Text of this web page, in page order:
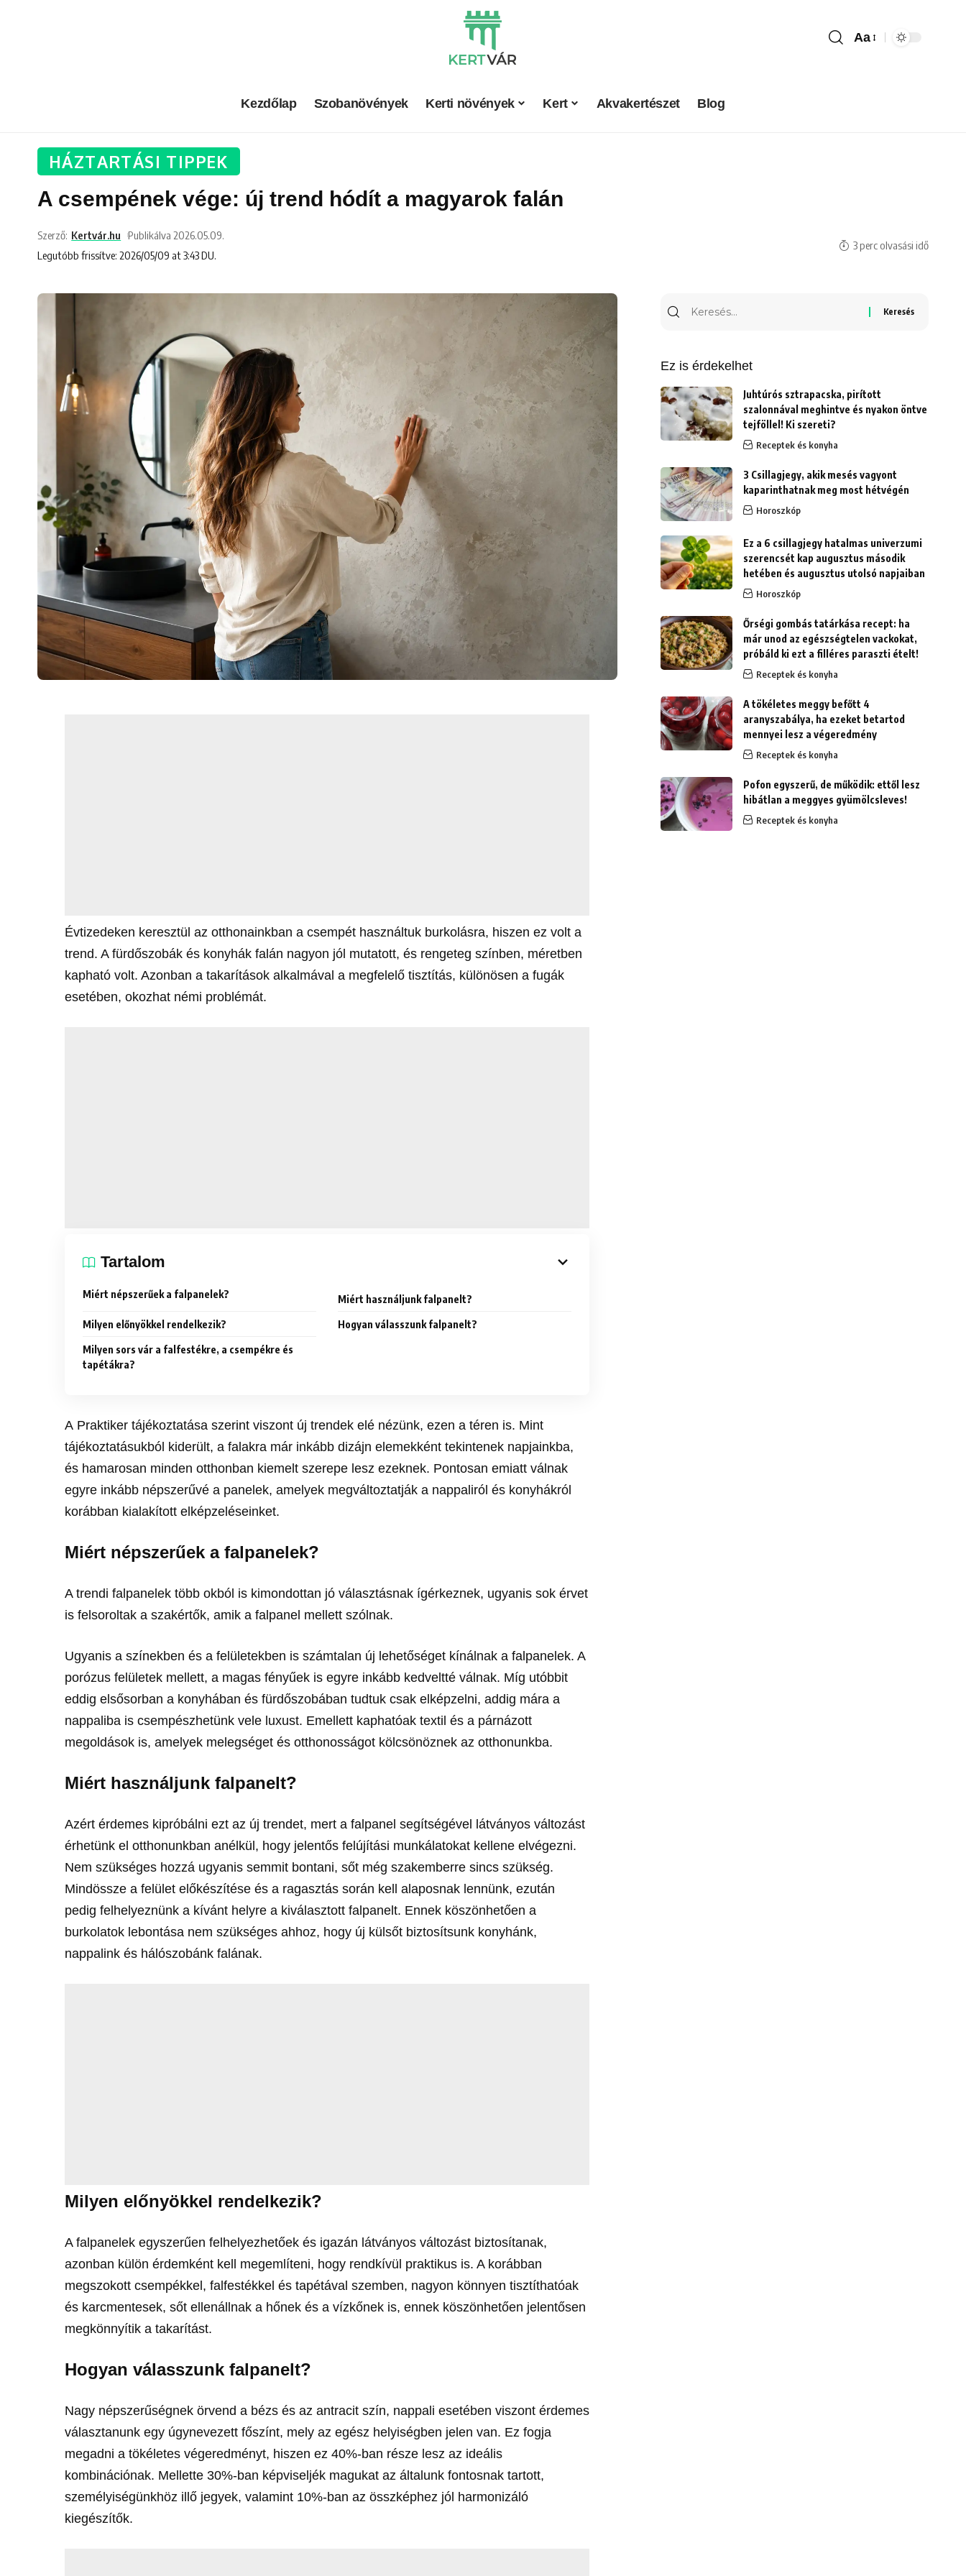
Aa
Kezdőlap Szobanövények Kerti növények Kert Akvakertészet Blog
HÁZTARTÁSI TIPPEK
A csempének vége: új trend hódít a magyarok falán
Legutóbb frissítve: 2026/05/09 at 3:43 DU.
Szerző: Kertvár.hu Publikálva 2026.05.09.
3 perc olvasási idő
Évtizedeken keresztül az otthonainkban a csempét használtuk burkolásra, hiszen ez volt a
trend. A fürdőszobák és konyhák falán nagyon jól mutatott, és rengeteg színben, méretben
kapható volt. Azonban a takarítások alkalmával a megfelelő tisztítás, különösen a fugák
esetében, okozhat némi problémát.
Tartalom
Miért népszerűek a falpanelek? Miért használjunk falpanelt?
Milyen előnyökkel rendelkezik? Hogyan válasszunk falpanelt?
Milyen sors vár a falfestékre, a csempékre és
tapétákra?
A Praktiker tájékoztatása szerint viszont új trendek elé nézünk, ezen a téren is. Mint
tájékoztatásukból kiderült, a falakra már inkább dizájn elemekként tekintenek napjainkba,
és hamarosan minden otthonban kiemelt szerepe lesz ezeknek. Pontosan emiatt válnak
egyre inkább népszerűvé a panelek, amelyek megváltoztatják a nappaliról és konyhákról
korábban kialakított elképzeléseinket.
Miért népszerűek a falpanelek?
A trendi falpanelek több okból is kimondottan jó választásnak ígérkeznek, ugyanis sok érvet
is felsoroltak a szakértők, amik a falpanel mellett szólnak.
Ugyanis a színekben és a felületekben is számtalan új lehetőséget kínálnak a falpanelek. A
porózus felületek mellett, a magas fényűek is egyre inkább kedveltté válnak. Míg utóbbit
eddig elsősorban a konyhában és fürdőszobában tudtuk csak elképzelni, addig mára a
nappaliba is csempészhetünk vele luxust. Emellett kaphatóak textil és a párnázott
megoldások is, amelyek melegséget és otthonosságot kölcsönöznek az otthonunkba.
Miért használjunk falpanelt?
Azért érdemes kipróbálni ezt az új trendet, mert a falpanel segítségével látványos változást
érhetünk el otthonunkban anélkül, hogy jelentős felújítási munkálatokat kellene elvégezni.
Nem szükséges hozzá ugyanis semmit bontani, sőt még szakemberre sincs szükség.
Mindössze a felület előkészítése és a ragasztás során kell alaposnak lennünk, ezután
pedig felhelyeznünk a kívánt helyre a kiválasztott falpanelt. Ennek köszönhetően a
burkolatok lebontása nem szükséges ahhoz, hogy új külsőt biztosítsunk konyhánk,
nappalink és hálószobánk falának.
Milyen előnyökkel rendelkezik?
A falpanelek egyszerűen felhelyezhetőek és igazán látványos változást biztosítanak,
azonban külön érdemként kell megemlíteni, hogy rendkívül praktikus is. A korábban
megszokott csempékkel, falfestékkel és tapétával szemben, nagyon könnyen tisztíthatóak
és karcmentesek, sőt ellenállnak a hőnek és a vízkőnek is, ennek köszönhetően jelentősen
megkönnyítik a takarítást.
Hogyan válasszunk falpanelt?
Nagy népszerűségnek örvend a bézs és az antracit szín, nappali esetében viszont érdemes
választanunk egy úgynevezett főszínt, mely az egész helyiségben jelen van. Ez fogja
megadni a tökéletes végeredményt, hiszen ez 40%-ban része lesz az ideális
kombinációnak. Mellette 30%-ban képviseljék magukat az általunk fontosnak tartott,
személyiségünkhöz illő jegyek, valamint 10%-ban az összképhez jól harmonizáló
kiegészítők.
Ez is érdekelhet
Juhtúrós sztrapacska, pirított
szalonnával meghintve és nyakon öntve
tejföllel! Ki szereti?
Receptek és konyha
3 Csillagjegy, akik mesés vagyont
kaparinthatnak meg most hétvégén
Horoszkóp
Ez a 6 csillagjegy hatalmas univerzumi
szerencsét kap augusztus második
hetében és augusztus utolsó napjaiban
Horoszkóp
Őrségi gombás tatárkása recept: ha
már unod az egészségtelen vackokat,
próbáld ki ezt a filléres paraszti ételt!
Receptek és konyha
A tökéletes meggy befőtt 4
aranyszabálya, ha ezeket betartod
mennyei lesz a végeredmény
Receptek és konyha
Pofon egyszerű, de működik: ettől lesz
hibátlan a meggyes gyümölcsleves!
Receptek és konyha